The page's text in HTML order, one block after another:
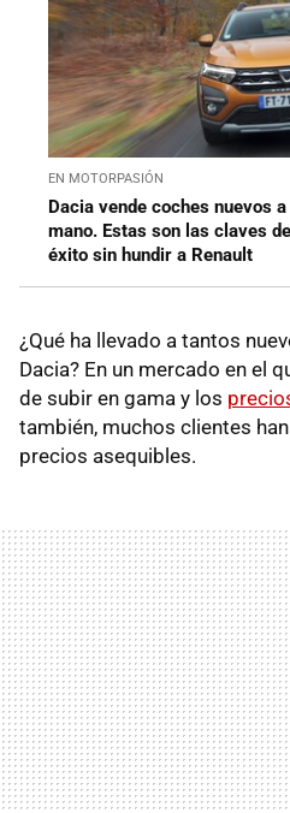
EN MOTORPASIÓN
Dacia vende coches nuevos
mano. Estas son las claves
éxito sin hundir a Renault
¿Qué ha llevado a tantos
Dacia? En un mercado en el
de subir en gama y los
también, muchos clientes
precios asequibles.